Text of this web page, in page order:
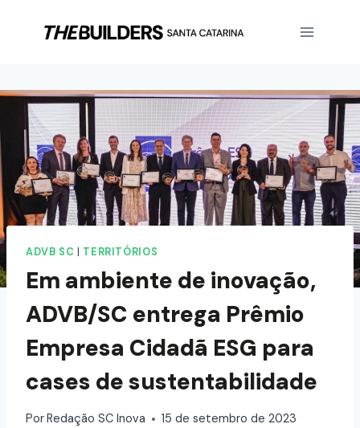
ADVB SC TERRITÓRIOS
Em ambiente de inovação,
ADVB/SC entrega Prêmio
Empresa Cidadã ESG para
cases de sustentabilidade
Por Redação SC Inova 15 de setembro de 2023